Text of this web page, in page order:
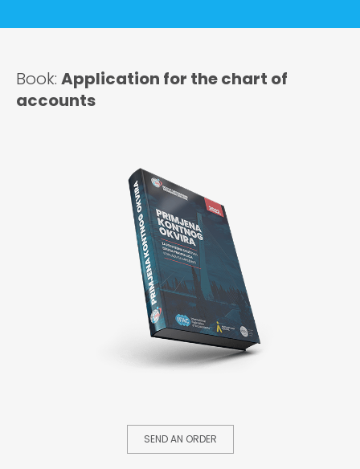
Book: Application for the chart of
accounts
SEND AN ORDER